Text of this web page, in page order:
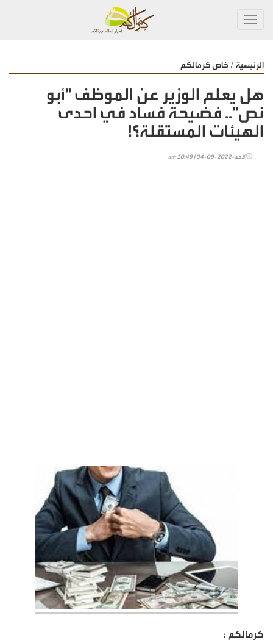
الرئيسية / خاص كرمالكم
هل يعلم الوزير عن الموظف "أبو
نص".. فضيحة فساد في احدى
الهيئات المستقلة؟!
الأحد-2022-09-04 | 10:49 am
كرمالكم :